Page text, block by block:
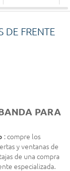
DE FRENTE
PARA
: compre los
y ventanas de
de una compra
especializada.